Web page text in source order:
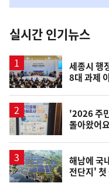
뉴
스
실시간 인기뉴스
세종시 행
8대 과제
'2026 주
돌아왔어
해남에 국
전단지' 첫